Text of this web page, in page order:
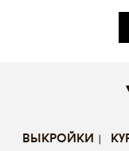
выкройки